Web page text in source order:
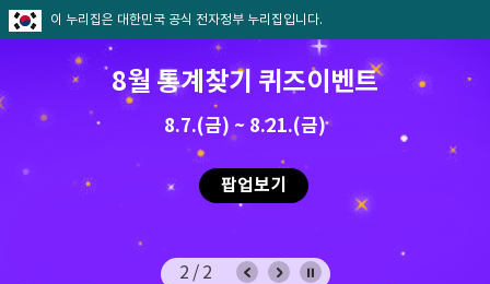
이 누리집은 대한민국 공식 전자정부 누리집입니다.
2026.7.29 ~ 8.7
8월 통계찾기 퀴즈이벤트
8.7.(금) ~ 8.21.(금)
팝업보기
2/2